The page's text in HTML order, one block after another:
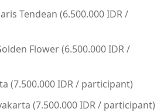
Tendean (6.500.000 IDR /
Flower (6.500.000 IDR /
(7.500.000 IDR / participant)
(7.500.000 IDR / participant)